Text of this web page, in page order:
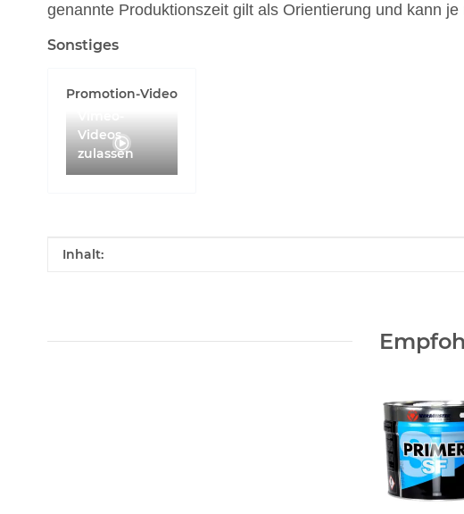
genannte Produktionszeit gilt als Orientierung und kann
Sonstiges
Promotion-Video
Videos
zulassen
Produkteigenschaft
Wert
Inhalt: